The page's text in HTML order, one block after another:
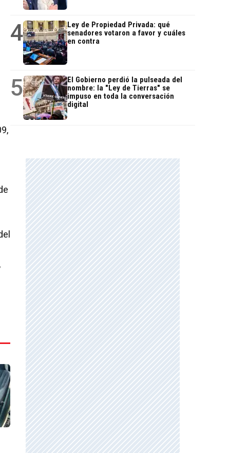
4
Ley de Propiedad Privada: qué
senadores votaron a favor y cuáles
en contra
5
El Gobierno perdió la pulseada del
nombre: la "Ley de Tierras" se
impuso en toda la conversación
digital